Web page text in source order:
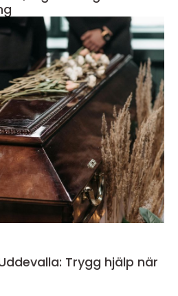
Trygg hjälp när